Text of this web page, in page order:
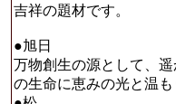
吉祥の題材です。
●旭日
万物創生の源として、
の生命に恵みの光と温も